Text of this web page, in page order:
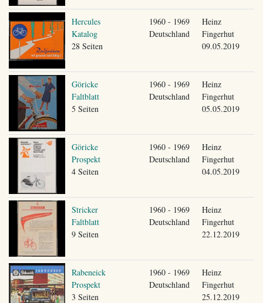
Hercules
Katalog
28 Seiten
1960 - 1969
Deutschland
Heinz
Fingerhut
09.05.2019
Göricke
Faltblatt
5 Seiten
1960 - 1969
Deutschland
Heinz
Fingerhut
05.05.2019
Göricke
Prospekt
4 Seiten
1960 - 1969
Deutschland
Heinz
Fingerhut
04.05.2019
Stricker
Faltblatt
9 Seiten
1960 - 1969
Deutschland
Heinz
Fingerhut
22.12.2019
Rabeneick
Prospekt
3 Seiten
1960 - 1969
Deutschland
Heinz
Fingerhut
25.12.2019